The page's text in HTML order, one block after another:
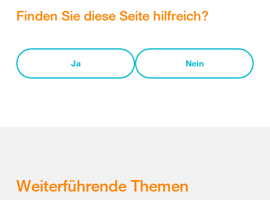
Finden Sie diese Seite hilfreich?
Ja Nein
Weiterführende Themen